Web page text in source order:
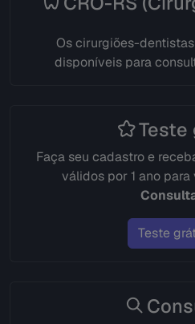
Os cirurgiões-
disponíveis para
Teste
Faça seu cadastro e
válidos por 1 ano
Teste